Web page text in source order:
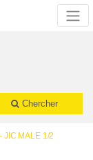
Chercher
JIC MALE 1/2